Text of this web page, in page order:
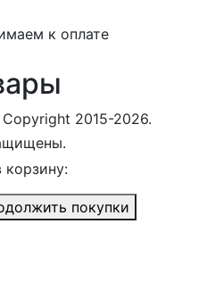
2015-2026.
корзину:
покупки